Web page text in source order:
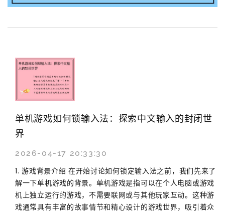
单机游戏如何锁输入法：探索中文输入的封闭世
界
2026-04-17 20:33:30
1. 游戏背景介绍 在开始讨论如何锁定输入法之前，我们先来了
解一下单机游戏的背景。单机游戏是指可以在个人电脑或游戏
机上独立运行的游戏，不需要联网或与其他玩家互动。这种游
戏通常具有丰富的故事情节和精心设计的游戏世界，吸引着众